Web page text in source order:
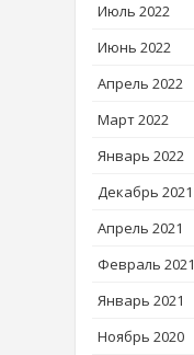
Июль 2022
Июнь 2022
Апрель 2022
Март 2022
Январь 2022
Декабрь 2021
Апрель 2021
Февраль 2021
Январь 2021
Ноябрь 2020